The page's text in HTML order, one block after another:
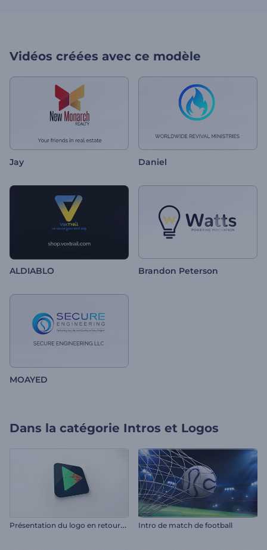
Vidéos créées avec ce modèle
Jay Daniel
ALDIABLO Brandon Peterson
MOAYED
Dans la catégorie Intros et Logos
P
résentation du logo en retournement Intro de match de football